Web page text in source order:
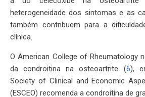
heterogeneidade dos sintomas e as
também contribuem para a
clínica.
O American College of Rheumatology
da condroitina na osteoartrite (6),
Society of Clinical and Economic
(ESCEO) recomenda a condroitina de